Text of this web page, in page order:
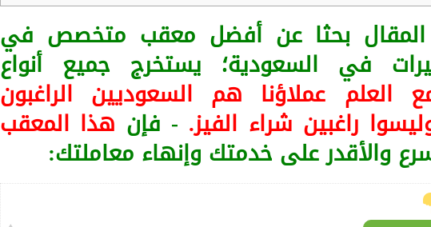
بحثا عن أفضل معقب متخصص في
في السعودية؛ يستخرج جميع أنواع
العلم عملاؤنا هم السعوديين الراغبون
راغبين شراء الفيز. - فإن هذا المعقب
والأقدر على خدمتك وإنهاء معاملتك: